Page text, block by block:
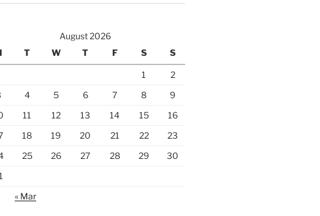
August 2026
T W T F S S
1
2
4 5 6 7 8
9
11 12 13 14 15
16
18 19 20 21 22
23
25 26 27 28 29
30
« Mar